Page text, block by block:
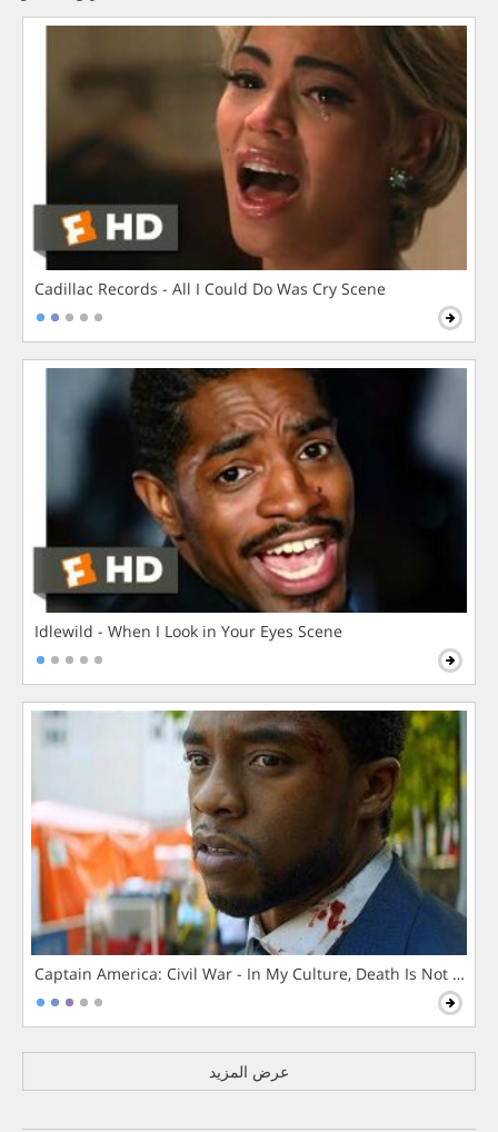
Cadillac Records - All I Could Do Was Cry Scene
Idlewild - When I Look in Your Eyes Scene
Captain America: Civil War - In My Culture, Death Is Not The
عرض المزيد